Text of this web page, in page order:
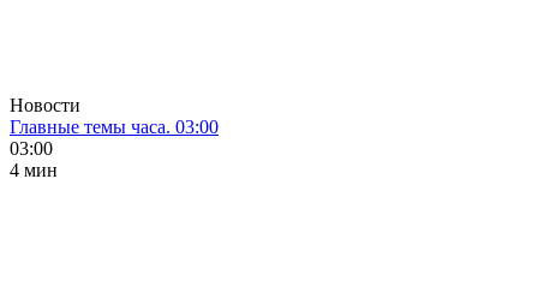
Новости
Главные темы часа. 03:00
03:00
4 мин